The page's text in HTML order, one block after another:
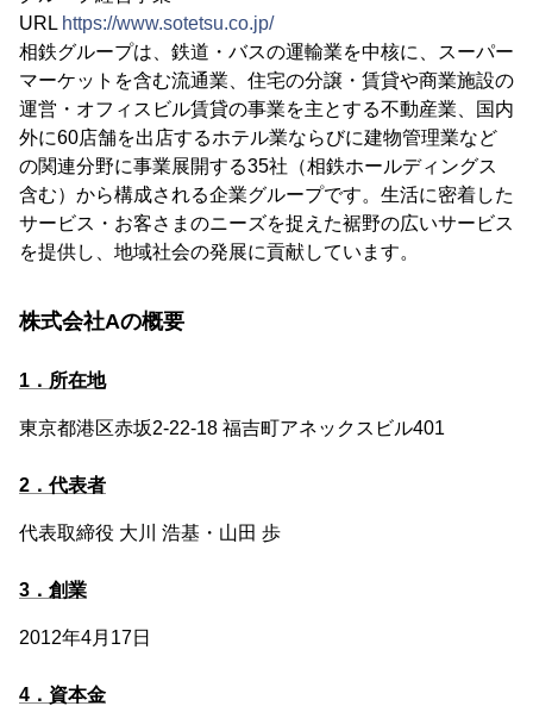
URL https://www.sotetsu.co.jp/
相鉄グループは、鉄道・バスの運輸業を中核に、スーパー
マーケットを含む流通業、住宅の分譲・賃貸や商業施設の
運営・オフィスビル賃貸の事業を主とする不動産業、国内
外に60店舗を出店するホテル業ならびに建物管理業など
の関連分野に事業展開する35社（相鉄ホールディングス
含む）から構成される企業グループです。生活に密着した
サービス・お客さまのニーズを捉えた裾野の広いサービス
を提供し、地域社会の発展に貢献しています。
株式会社Aの概要
1．所在地
東京都港区赤坂2-22-18 福吉町アネックスビル401
2．代表者
代表取締役 大川 浩基・山田 歩
3．創業
2012年4月17日
4．資本金